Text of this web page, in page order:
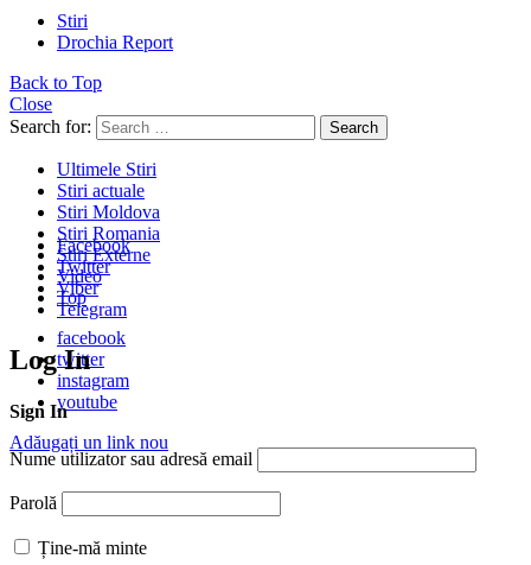
Stiri
Drochia Report
Back to Top
Close
Search for:
Search
Ultimele Stiri
Stiri actuale
Stiri Moldova
Stiri Romania
Stiri Externe
Video
Top
facebook
twitter
instagram
youtube
Adăugați un link nou
Facebook
Twitter
Viber
Telegram
Log In
Sign In
Nume utilizator sau adresă email
Parolă
Ține-mă minte